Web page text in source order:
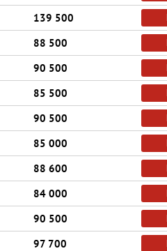
139 500
88 500
90 500
85 500
90 500
85 000
88 600
84 000
90 500
97 700